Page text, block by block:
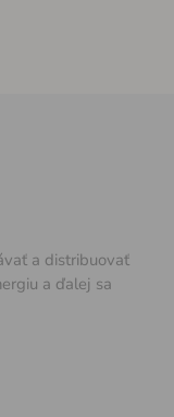
a distribuovať
a ďalej sa